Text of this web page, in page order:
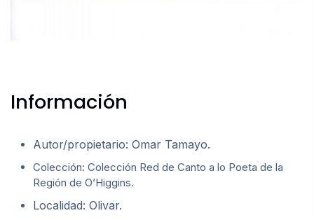
Información
Autor/propietario: Omar Tamayo.
Colección: Colección Red de Canto a lo Poeta de la
Región de O’Higgins.
Localidad: Olivar.